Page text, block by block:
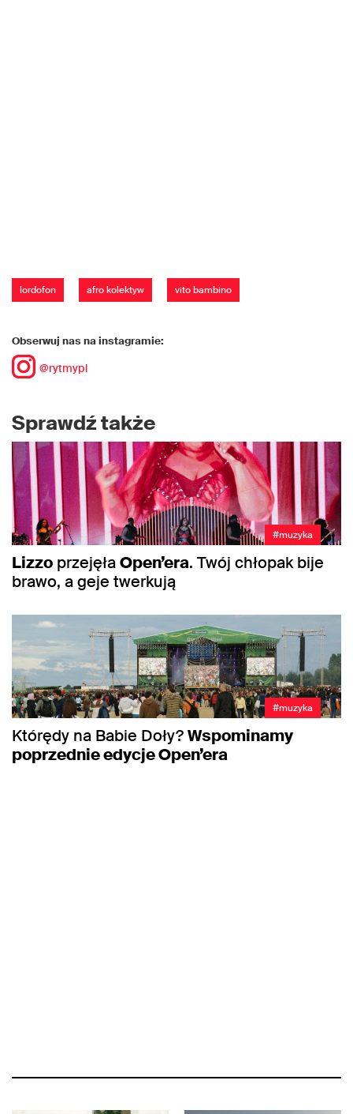
lordofon afro kolektyw vito bambino
Obserwuj nas na instagramie:
@rytmypl
Sprawdź także
#muzyka
Lizzo przejęłaOpen’era. Twój chłopak bije
brawo, a geje twerkują
#muzyka
Którędy na Babie Doły?Wspominamy
poprzednie edycje Open’era